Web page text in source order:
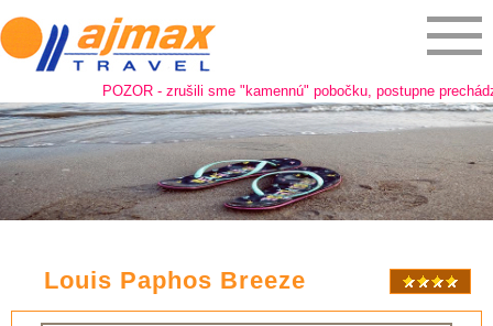
POZOR - zrušili sme "kamennú" pobočku, postupne
Louis Paphos Breeze